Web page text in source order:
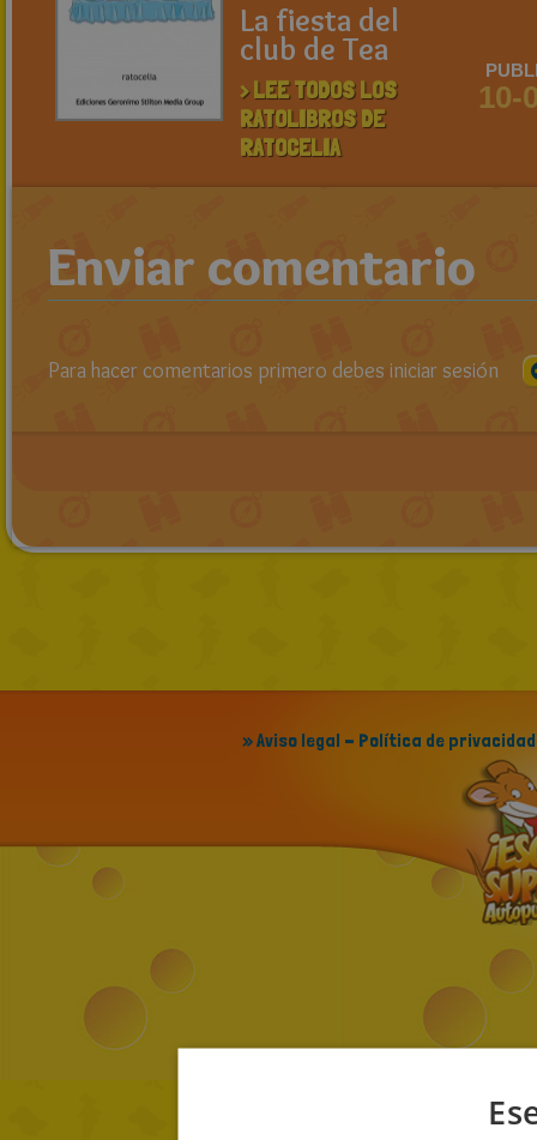
La fiesta del
club de Tea
> LEE TODOS LOS
RATOLIBROS DE
RATOCELIA
10-
Enviar comentario
Para hacer comentarios primero debes iniciar sesión
» Aviso legal - Política de privacidad